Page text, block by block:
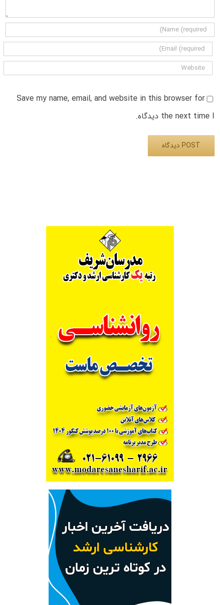
Save my name, email, and website in this browser for
the next time I دیدگاه.